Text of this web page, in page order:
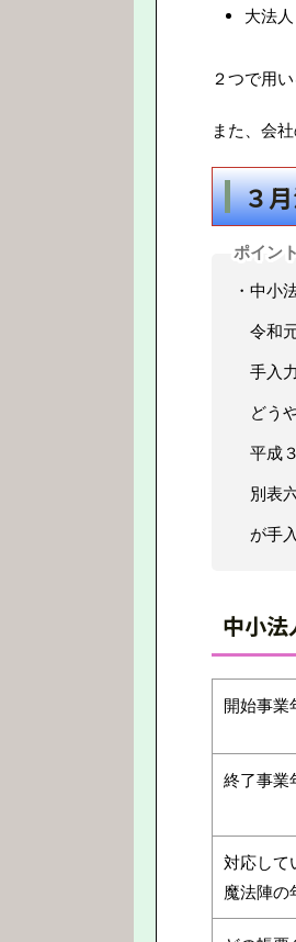
大法人
２つで用
また、会
３
ポイント
・中小
令和
手入
どう
平成
別表
が手
中小法
開始事業
終了事業
対応して
魔法陣の